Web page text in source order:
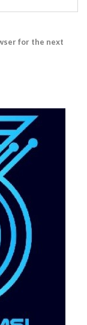
for the next